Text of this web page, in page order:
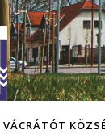
VÁCRÁTÓT